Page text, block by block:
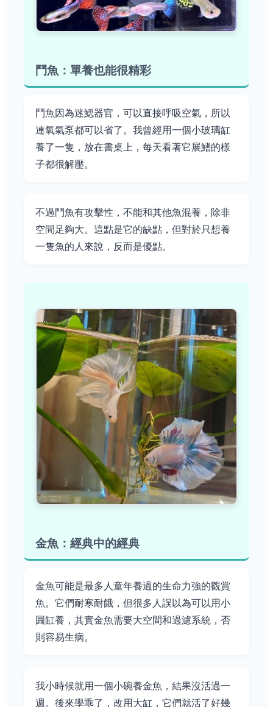
鬥魚：單養也能很精彩
鬥魚因為迷鰓器官，可以直接呼吸空氣，所以
連氧氣泵都可以省了。我曾經用一個小玻璃缸
養了一隻，放在書桌上，每天看著它展鰭的樣
子都很解壓。
不過鬥魚有攻擊性，不能和其他魚混養，除非
空間足夠大。這點是它的缺點，但對於只想養
一隻魚的人來說，反而是優點。
金魚：經典中的經典
金魚可能是最多人童年養過的生命力強的觀賞
魚。它們耐寒耐餓，但很多人誤以為可以用小
圓缸養，其實金魚需要大空間和過濾系統，否
則容易生病。
我小時候就用一個小碗養金魚，結果沒活過一
週。後來學乖了，改用大缸，它們就活了好幾